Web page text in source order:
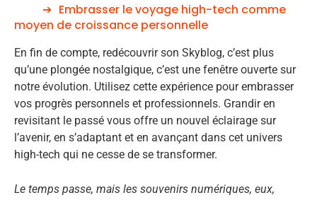
Embrasser le voyage high-tech comme
moyen de croissance personnelle
En fin de compte, redécouvrir son Skyblog, c’est plus
qu’une plongée nostalgique, c’est une fenêtre ouverte sur
notre évolution. Utilisez cette expérience pour embrasser
vos progrès personnels et professionnels. Grandir en
revisitant le passé vous offre un nouvel éclairage sur
l’avenir, en s’adaptant et en avançant dans cet univers
high-tech qui ne cesse de se transformer.
Le temps passe, mais les souvenirs numériques, eux,